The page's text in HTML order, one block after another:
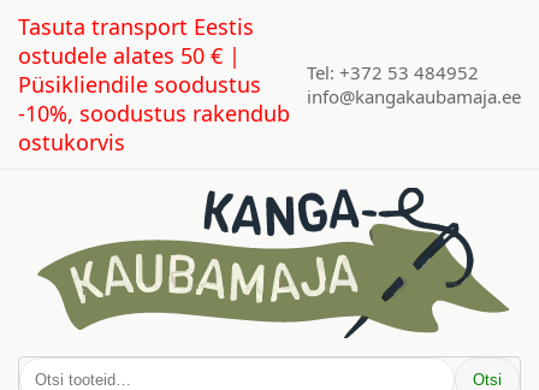
Tasuta transport Eestis
ostudele alates 50 € |
Püsikliendile soodustus
-10%, soodustus rakendub
ostukorvis
Tel: +372 53 484952
info@kangakaubamaja.ee
Otsi: Otsi